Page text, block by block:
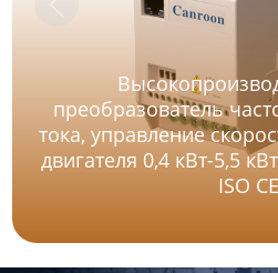
преобразователь
тока, управление
двигателя 0,4 кВт-5,5
ISO CE